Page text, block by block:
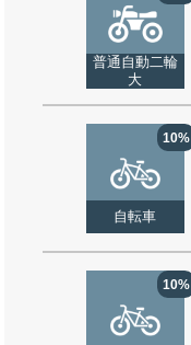
普通自動二輪
大
10%
自転車
10%